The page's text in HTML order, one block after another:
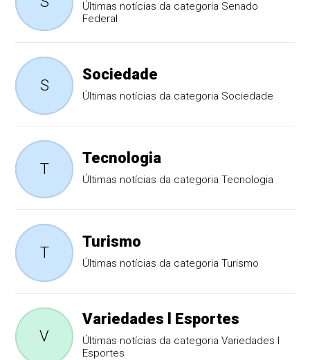
Últimas notícias da categoria Senado
Federal
S
Sociedade
Últimas notícias da categoria Sociedade
T
Tecnologia
Últimas notícias da categoria Tecnologia
T
Turismo
Últimas notícias da categoria Turismo
V
Variedades l Esportes
Últimas notícias da categoria Variedades l
Esportes